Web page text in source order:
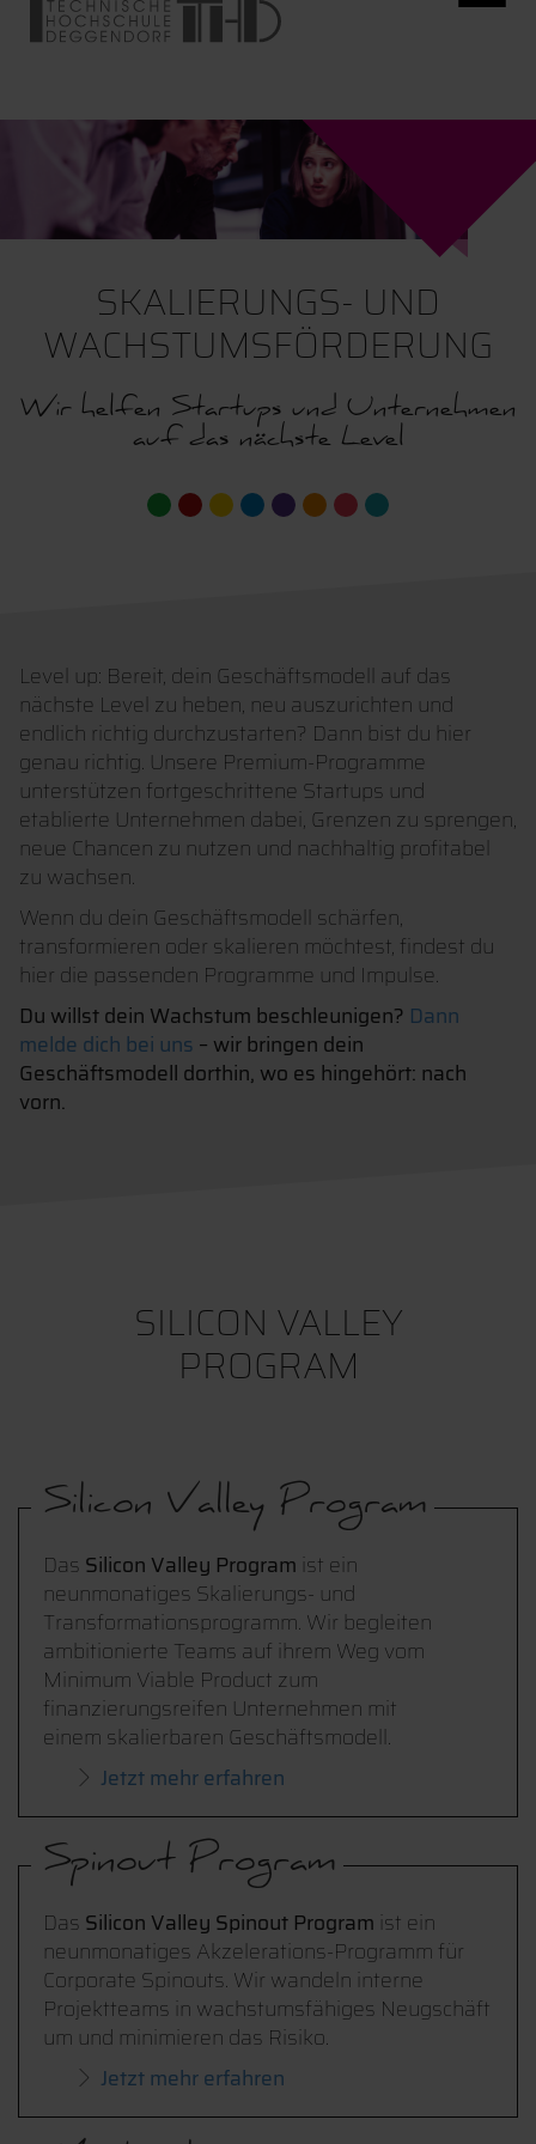
SKALIERUNGS- UND
WACHSTUMSFÖRDERUNG
Wir helfen Startups und Unternehmen
auf das nächste Level
Level up: Bereit, dein Geschäftsmodell auf das
nächste Level zu heben, neu auszurichten und
endlich richtig durchzustarten? Dann bist du hier
genau richtig. Unsere Premium-Programme
unterstützen fortgeschrittene Startups und
etablierte Unternehmen dabei, Grenzen zu sprengen,
neue Chancen zu nutzen und nachhaltig profitabel
zu wachsen.
Wenn du dein Geschäftsmodell schärfen,
transformieren oder skalieren möchtest, findest du
hier die passenden Programme und Impulse.
Du willst dein Wachstum beschleunigen? Dann
melde dich bei uns – wir bringen dein
Geschäftsmodell dorthin, wo es hingehört: nach
vorn.
SILICON VALLEY
PROGRAM
Silicon Valley Program
Das Silicon Valley Program ist ein
neunmonatiges Skalierungs- und
Transformationsprogramm. Wir begleiten
ambitionierte Teams auf ihrem Weg vom
Minimum Viable Product zum
finanzierungsreifen Unternehmen mit
einem skalierbaren Geschäftsmodell.
Jetzt mehr erfahren
Spinout Program
Das Silicon Valley Spinout Program ist ein
neunmonatiges Akzelerations-Programm für
Corporate Spinouts. Wir wandeln interne
Projektteams in wachstumsfähiges Neugschäft
um und minimieren das Risiko.
Jetzt mehr erfahren